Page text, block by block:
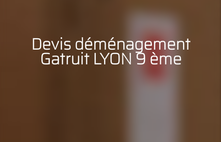
Devis déménagement
Gatruit LYON 9 ème